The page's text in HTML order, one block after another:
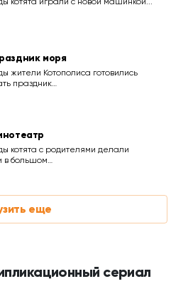
моря
жители Котополиса готовились
праздник…
котята с родителями делали
в большом…
еще
сериал